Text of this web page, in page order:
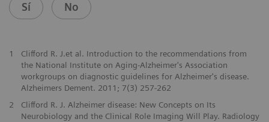
Sí No
1
Clifford R. J.et al. Introduction to the recommendations from
the National Institute on Aging-Alzheimer's Association
workgroups on diagnostic guidelines for Alzheimer's disease.
Alzheimers Dement. 2011; 7(3) 257-262
2
Clifford R. J. Alzheimer disease: New Concepts on Its
Neurobiology and the Clinical Role Imaging Will Play. Radiology